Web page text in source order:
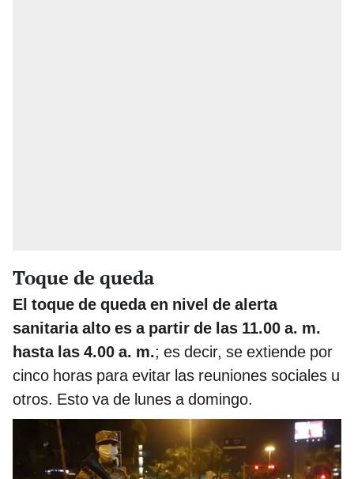
Toque de queda
El toque de queda en nivel de alerta
sanitaria alto es a partir de las 11.00 a. m.
hasta las 4.00 a. m.; es decir, se extiende por
cinco horas para evitar las reuniones sociales u
otros. Esto va de lunes a domingo.